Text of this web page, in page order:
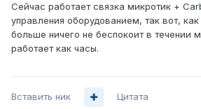
Сейчас работает связка микротик +
управления оборудованием, так вот,
больше ничего не беспокоит в течении
работает как часы.
Вставить ник Цитата